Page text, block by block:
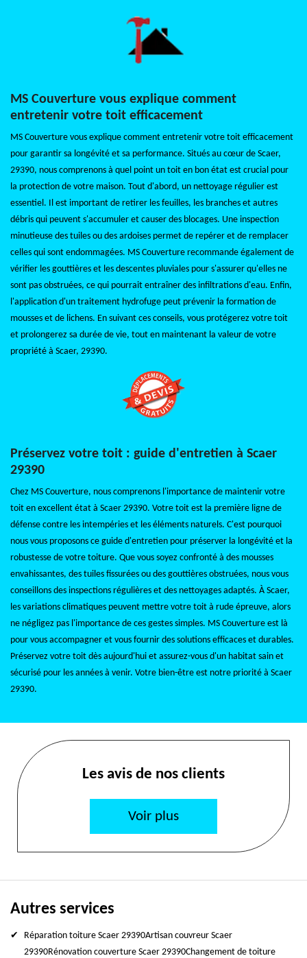
MS Couverture vous explique comment
entretenir votre toit efficacement
MS Couverture vous explique comment entretenir votre toit efficacement
pour garantir sa longévité et sa performance. Situés au cœur de Scaer,
29390, nous comprenons à quel point un toit en bon état est crucial pour
la protection de votre maison. Tout d'abord, un nettoyage régulier est
essentiel. Il est important de retirer les feuilles, les branches et autres
débris qui peuvent s'accumuler et causer des blocages. Une inspection
minutieuse des tuiles ou des ardoises permet de repérer et de remplacer
celles qui sont endommagées. MS Couverture recommande également de
vérifier les gouttières et les descentes pluviales pour s'assurer qu'elles ne
sont pas obstruées, ce qui pourrait entraîner des infiltrations d'eau. Enfin,
l'application d'un traitement hydrofuge peut prévenir la formation de
mousses et de lichens. En suivant ces conseils, vous protégerez votre toit
et prolongerez sa durée de vie, tout en maintenant la valeur de votre
propriété à Scaer, 29390.
Préservez votre toit : guide d'entretien à Scaer
29390
Chez MS Couverture, nous comprenons l'importance de maintenir votre
toit en excellent état à Scaer 29390. Votre toit est la première ligne de
défense contre les intempéries et les éléments naturels. C'est pourquoi
nous vous proposons ce guide d'entretien pour préserver la longévité et la
robustesse de votre toiture. Que vous soyez confronté à des mousses
envahissantes, des tuiles fissurées ou des gouttières obstruées, nous vous
conseillons des inspections régulières et des nettoyages adaptés. À Scaer,
les variations climatiques peuvent mettre votre toit à rude épreuve, alors
ne négligez pas l'importance de ces gestes simples. MS Couverture est là
pour vous accompagner et vous fournir des solutions efficaces et durables.
Préservez votre toit dès aujourd'hui et assurez-vous d'un habitat sain et
sécurisé pour les années à venir. Votre bien-être est notre priorité à Scaer
29390.
Les avis de nos clients
Voir plus
Autres services
Réparation toiture Scaer 29390Artisan couvreur Scaer
29390Rénovation couverture Scaer 29390Changement de toiture